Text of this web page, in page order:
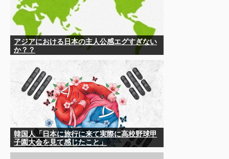
アジアにおける日本の主人公感エグすぎない
か？？
韓国人「日本に旅行に来て実際に高校野球甲
子園大会を見て感じたこと」